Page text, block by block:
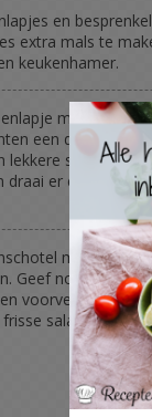
en
extra mals te
keukenhamer.
met een
een dikke
lekkere
draai er één fijne
met wat
Geef nog een
voorverwarmde
salade en